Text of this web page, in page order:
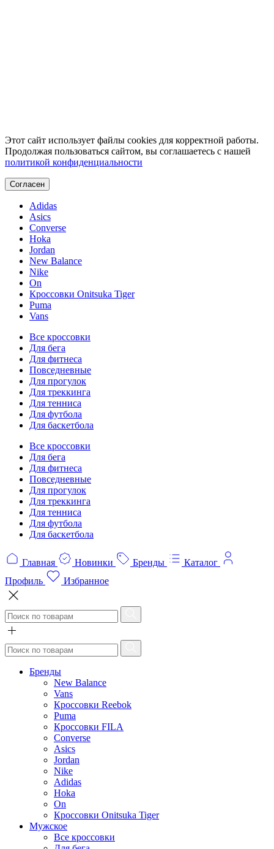
Этот сайт использует файлы cookies для корректной работы.
Продолжая пользоваться сайтом, вы соглашаетесь с нашей
политикой конфиденциальности
Согласен
Adidas
Asics
Converse
Hoka
Jordan
New Balance
Nike
On
Кроссовки Onitsuka Tiger
Puma
Vans
Все кроссовки
Для бега
Для фитнеса
Повседневные
Для прогулок
Для треккинга
Для тенниса
Для футбола
Для баскетбола
Все кроссовки
Для бега
Для фитнеса
Повседневные
Для прогулок
Для треккинга
Для тенниса
Для футбола
Для баскетбола
Главная Новинки Бренды
Каталог
Профиль
Избранное
Бренды
New Balance
Vans
Кроссовки Reebok
Puma
Кроссовки FILA
Converse
Asics
Jordan
Nike
Adidas
Hoka
On
Кроссовки Onitsuka Tiger
Мужское
Все кроссовки